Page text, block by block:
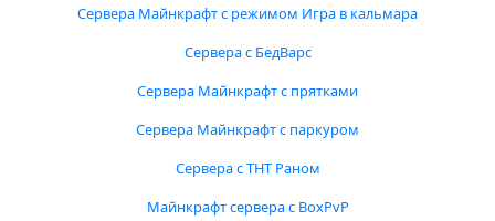
Сервера Майнкрафт с режимом Игра в кальмара
Сервера с БедВарс
Сервера Майнкрафт с прятками
Сервера Майнкрафт с паркуром
Сервера с ТНТ Раном
Майнкрафт сервера с BoxPvP